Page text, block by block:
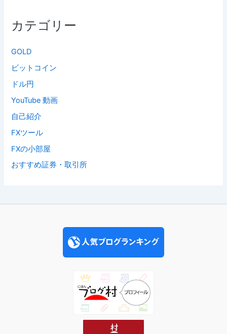
カテゴリー
GOLD
ビットコイン
ドル円
YouTube 動画
自己紹介
FXツール
FXの小部屋
おすすめ証券・取引所